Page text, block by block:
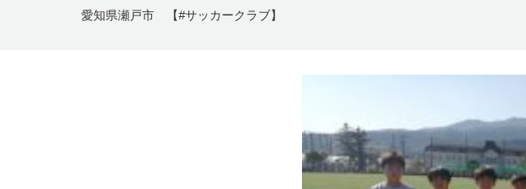
愛知県瀬戸市 【#サッカークラブ】